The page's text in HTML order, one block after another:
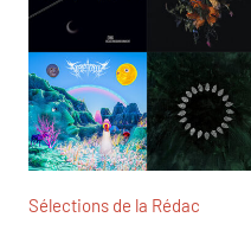
Sélections de la Rédac